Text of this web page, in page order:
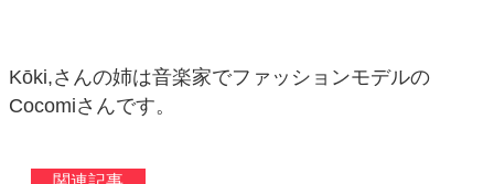
Kōki,さんの姉は音楽家でファッションモデルの
Cocomiさんです。